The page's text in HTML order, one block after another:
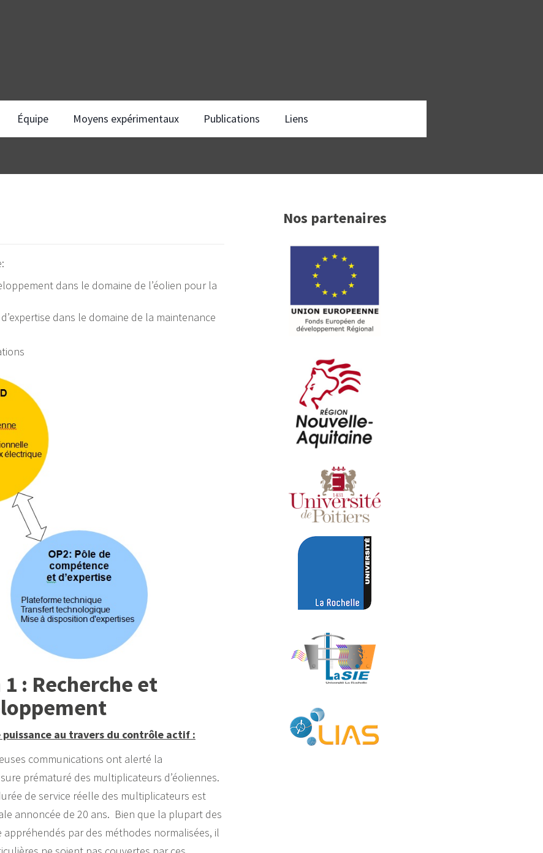
Équipe Moyens expérimentaux Publications Liens
dans le domaine de l’éolien pour la
dans le domaine de la maintenance
: Recherche et
au travers du contrôle actif :
communications ont alerté la
prématuré des multiplicateurs d’éoliennes.
de service réelle des multiplicateurs est
annoncée de 20 ans. Bien que la plupart des
par des méthodes normalisées, il
Nos partenaires